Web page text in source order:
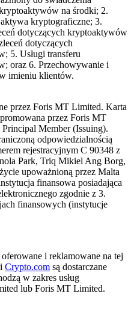
na środki; 2.
kryptograficzne; 3.
dotyczących kryptoaktywów
dotyczących
5. Usługi transferu
oraz 6. Przechowywanie i
imieniu klientów.
przez Foris MT Limited. Karta
przez Foris MT
Member (Issuing).
odpowiedzialnością
rejestracyjnym C 90348 z
Park, Triq Mikiel Ang Borg,
upoważnioną przez Malta
finansowa posiadająca
zgodnie z 3.
finansowych (instytucje
i reklamowane na tej
Crypto.com są dostarczane
w zakres usług
lub Foris MT Limited.